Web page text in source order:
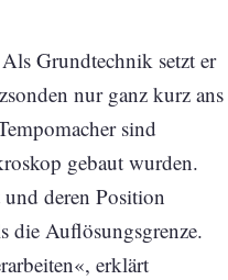
Grund­technik setzt er
nur ganz kurz ans
sind
gebaut wurden.
deren Position
die Auflösungsgrenze.
erklärt